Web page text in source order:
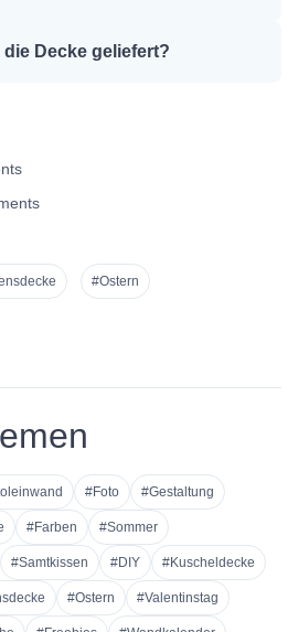
Decke geliefert?
#Ostern
#Foto #Gestaltung
#Farben #Sommer
#Samtkissen #DIY #Kuscheldecke
#Ostern #Valentinstag